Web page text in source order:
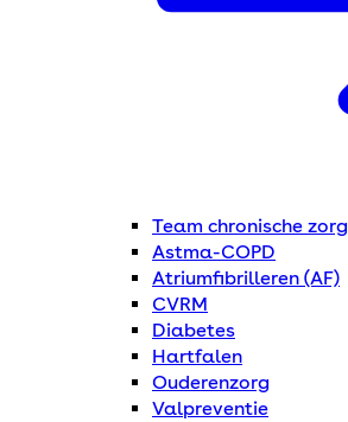
Team chronische zorg
Astma-COPD
Atriumfibrilleren (AF)
CVRM
Diabetes
Hartfalen
Ouderenzorg
Valpreventie